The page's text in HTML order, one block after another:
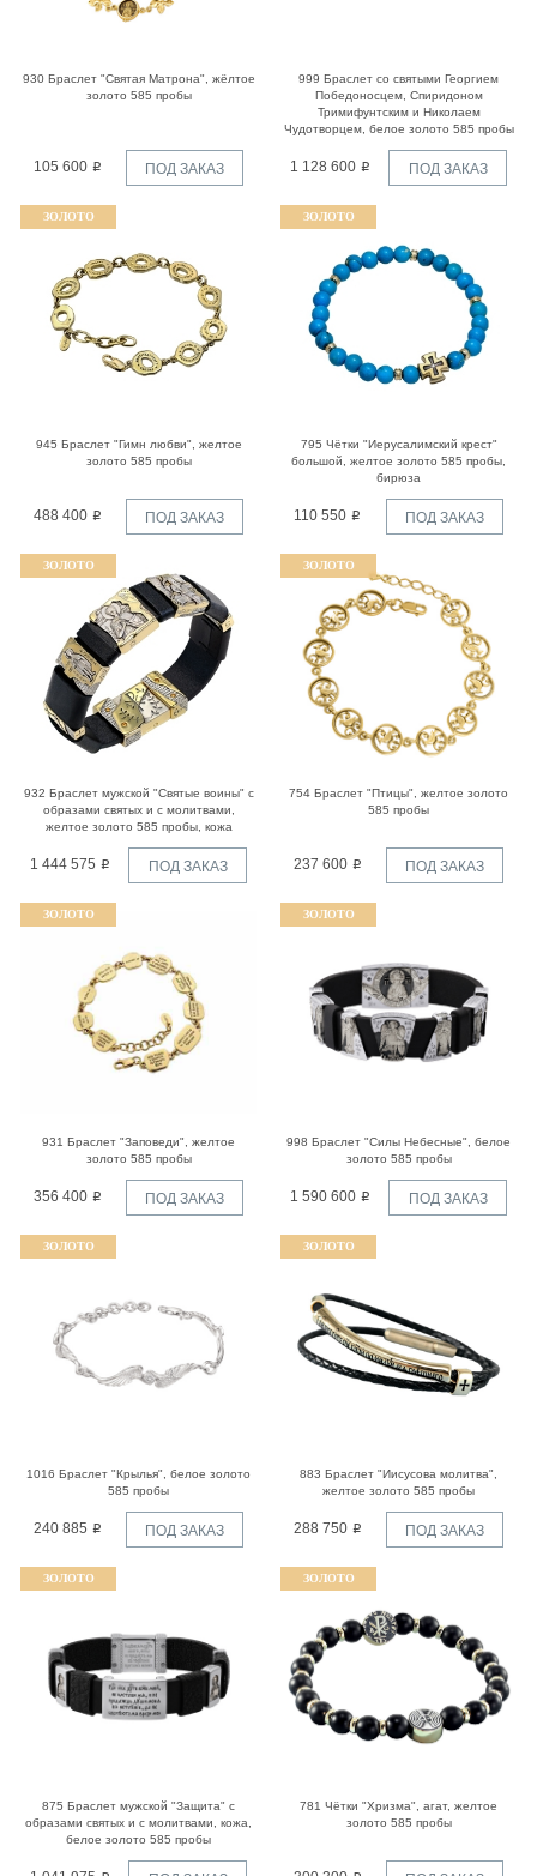
930 Браслет "Святая Матрона", жёлтое
золото 585 пробы
105 600 ПОД ЗАКАЗ
999 Браслет со святыми Георгием
Победоносцем, Спиридоном
Тримифунтским и Николаем
Чудотворцем, белое золото 585 пробы
1 128 600 ПОД ЗАКАЗ
ЗОЛОТО
945 Браслет "Гимн любви", желтое
золото 585 пробы
488 400 ПОД ЗАКАЗ
ЗОЛОТО
795 Чётки "Иерусалимский крест"
большой, желтое золото 585 пробы,
бирюза
110 550 ПОД ЗАКАЗ
ЗОЛОТО
932 Браслет мужской "Святые воины" с
образами святых и с молитвами,
желтое золото 585 пробы, кожа
1 444 575 ПОД ЗАКАЗ
ЗОЛОТО
754 Браслет "Птицы", желтое золото
585 пробы
237 600 ПОД ЗАКАЗ
ЗОЛОТО
931 Браслет "Заповеди", желтое
золото 585 пробы
356 400 ПОД ЗАКАЗ
ЗОЛОТО
998 Браслет "Силы Небесные", белое
золото 585 пробы
1 590 600 ПОД ЗАКАЗ
ЗОЛОТО
1016 Браслет "Крылья", белое золото
585 пробы
240 885 ПОД ЗАКАЗ
ЗОЛОТО
883 Браслет "Иисусова молитва",
желтое золото 585 пробы
288 750 ПОД ЗАКАЗ
ЗОЛОТО
875 Браслет мужской "Защита" с
образами святых и с молитвами, кожа,
белое золото 585 пробы
ЗОЛОТО
781 Чётки "Хризма", агат, желтое
золото 585 пробы